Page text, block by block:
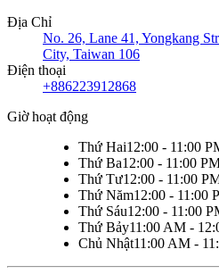
Địa Chỉ
No. 26, Lane 41, Yongkang
City, Taiwan 106
Điện thoại
+886223912868
Giờ hoạt động
Thứ Hai12:00 - 11:00
Thứ Ba12:00 - 11:00
Thứ Tư12:00 - 11:00
Thứ Năm12:00 - 11:00
Thứ Sáu12:00 - 11:00
Thứ Bảy11:00 AM -
Chủ Nhật11:00 AM -